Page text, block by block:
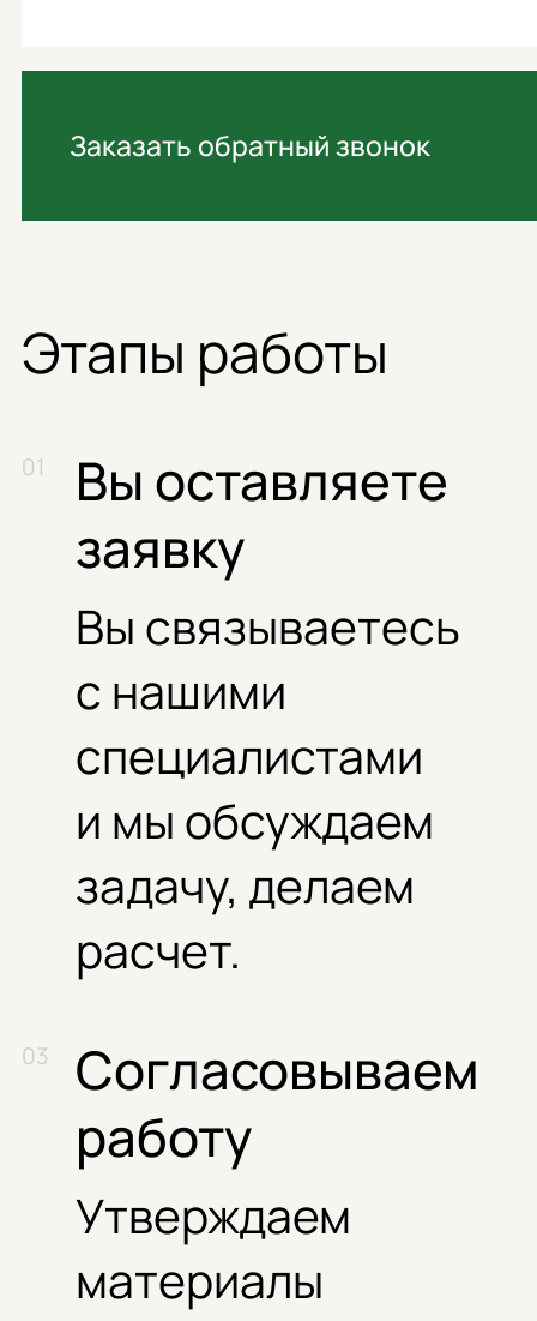
Заказать обратный звонок
Этапы работы
Вы оставляете
заявку
Вы связываетесь
с нашими
специалистами
и мы обсуждаем
задачу, делаем
расчет.
Согласовываем
работу
Утверждаем
материалы